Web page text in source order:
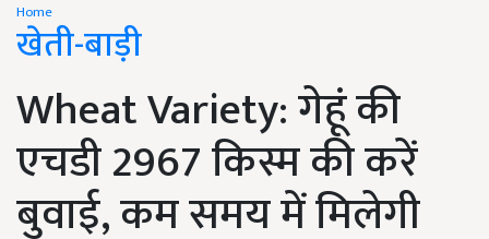
Home
खेती-बाड़ी
Wheat Variety: गेहूं की
एचडी 2967 किस्म की करें
बुवाई, कम समय में मिलेगी